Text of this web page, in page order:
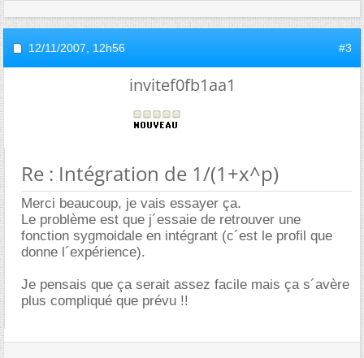
12/11/2007, 12h56 #3
invitef0fb1aa1
Re : Intégration de 1/(1+x^p)
Merci beaucoup, je vais essayer ça.
Le problème est que j´essaie de retrouver une
fonction sygmoidale en intégrant (c´est le profil que
donne l´expérience).
Je pensais que ça serait assez facile mais ça s´avère
plus compliqué que prévu !!